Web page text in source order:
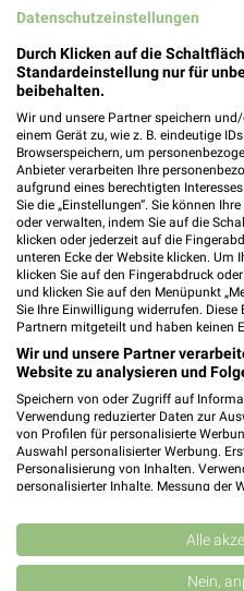
MEHR
weekli -
Alle PENNY Angebote immer
weekli App
✔Standortgenaue
Push-
✔Einkaufsliste -
Datenschutzeinstellungen
Durch Klicken auf die
Standardeinstellung nur für
beibehalten.
Wir und unsere Partner speichern
einem Gerät zu, wie z. B. eindeutige
Browserspeichern, um
Anbieter verarbeiten Ihre
aufgrund eines berechtigten
Sie die „Einstellungen“. Sie können
oder verwalten, indem Sie auf die
klicken oder jederzeit auf die
unteren Ecke der Website klicken. Um
klicken Sie auf den Fingerabdruck
und klicken Sie auf den Menüpunkt
Sie Ihre Einwilligung widerrufen.
Partnern mitgeteilt und haben keinen
Wir und unsere Partner
Website zu analysieren und
Speichern von oder Zugriff auf
Verwendung reduzierter Daten zur
von Profilen für personalisierte
Auswahl personalisierter Werbung.
Personalisierung von Inhalten.
personalisierter Inhalte. Messung der
Kombinationen von Daten aus
Verbesserung der Angebote.
von Inhalten.
Daten können außerhalb der
Alle
Nein,